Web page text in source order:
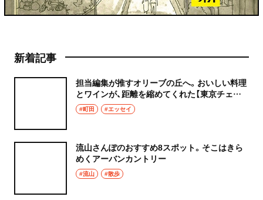
新着記事
担当編集が推すオリーブの丘へ。おいしい料理
とワインが、距離を縮めてくれた【東京チェン
飯diary】
#町田 #エッセイ
流山さんぽのおすすめ8スポット。そこはきら
めくアーバンカントリー
#流山 #散歩